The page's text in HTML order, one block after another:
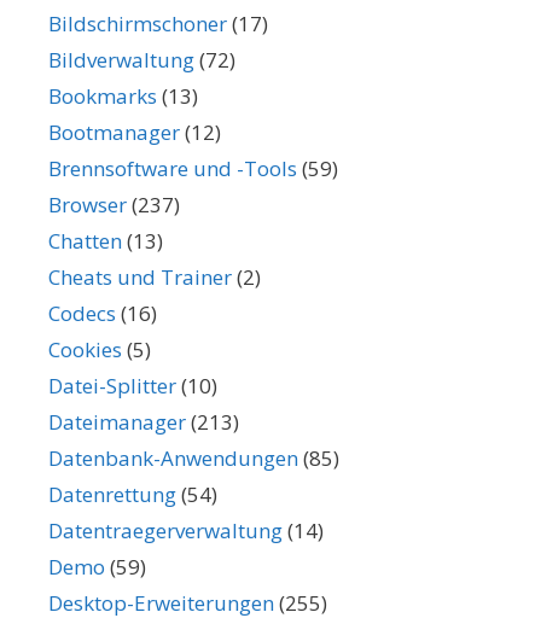
Bildschirmschoner(17)
Bildverwaltung(72)
Bookmarks (13)
Bootmanager(12)
Brennsoftware und -Tools (59)
Browser(237)
Chatten(13)
Cheats und Trainer(2)
Codecs (16)
Cookies (5)
Datei-Splitter(10)
Dateimanager(213)
Datenbank-Anwendungen(85)
Datenrettung(54)
Datentraegerverwaltung(14)
Demo (59)
Desktop-Erweiterungen(255)